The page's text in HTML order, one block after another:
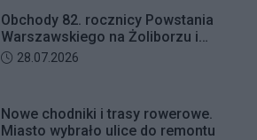
zaniechania budowy przy ul.
Ficowskiego.
Obchody 82. rocznicy Powstania
Warszawskiego na Żoliborzu i
Bielanach
Data dodania artykułu:
28.07.2026
Nowe chodniki i trasy rowerowe.
Miasto wybrało ulice do remontu